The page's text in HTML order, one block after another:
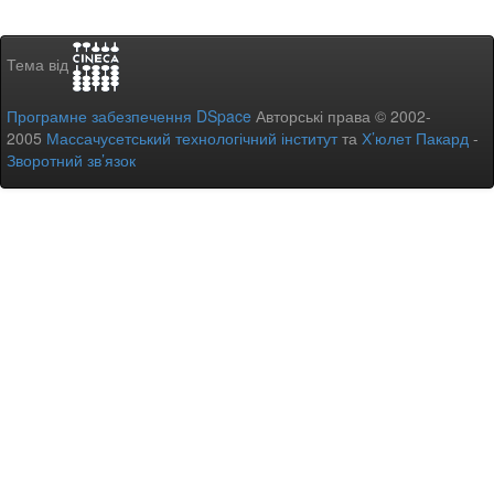
Тема від
Програмне забезпечення DSpace Авторські права © 2002-
2005 Массачусетський технологічний інститутта Х’юлет Пакард -
Зворотний зв’язок